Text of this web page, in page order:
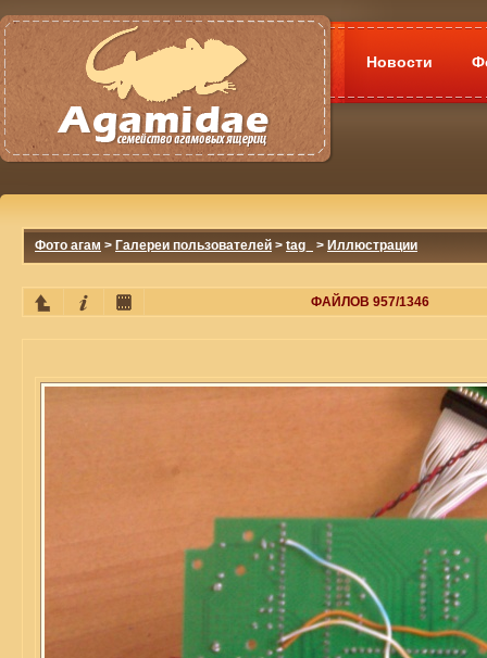
Новости
Фото агам > Галереи пользователей > tag_ > Иллюстрации
ФАЙЛОВ 957/1346